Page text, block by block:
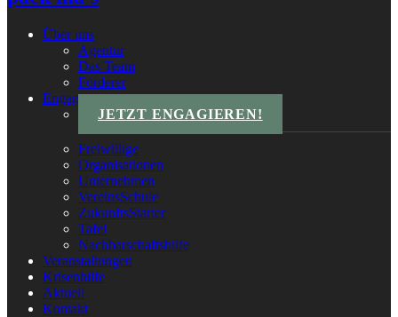
Über uns
Agentur
Das Team
Förderer
Engagements
JETZT ENGAGIEREN!
Freiwillige
Organisationen
Unternehmen
VereinsSchule
ZukunftsStarter
Tafel
Nachbarschaftshilfe
Veranstaltungen
Krisenhilfe
Aktuell
Kontakt